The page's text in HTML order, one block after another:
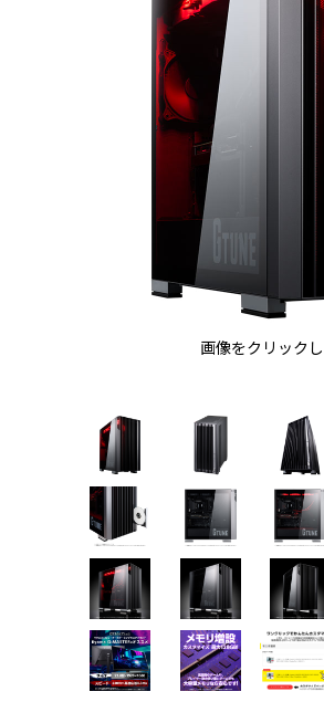
画像をクリック